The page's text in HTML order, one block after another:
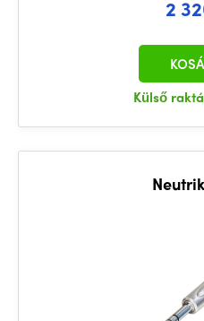
2
Külső